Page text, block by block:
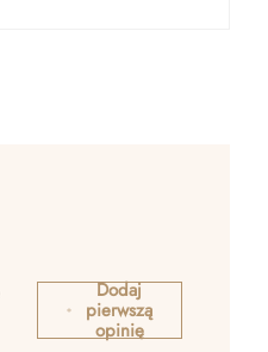
Dodaj
pierwszą
opinię